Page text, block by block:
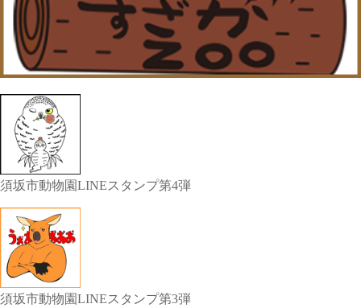
須坂市動物園LINEスタンプ第4弾
須坂市動物園LINEスタンプ第3弾